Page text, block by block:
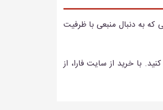
که به دنبال منبعی با ظرفیت
با خرید از سایت فارا، از